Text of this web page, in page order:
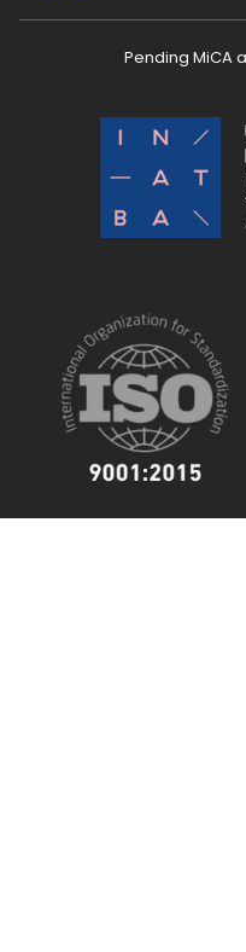
Pending MiCA